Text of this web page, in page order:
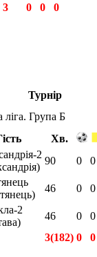
3 0 0 0
Турнір
ліга. Група Б
Хв.
2
90 0 0
46 0 0
2
46 0
0
3(182) 0
0